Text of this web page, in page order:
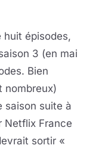
huit épisodes,
3 (en mai
Bien
nombreux)
saison suite à
Netflix France
sortir «